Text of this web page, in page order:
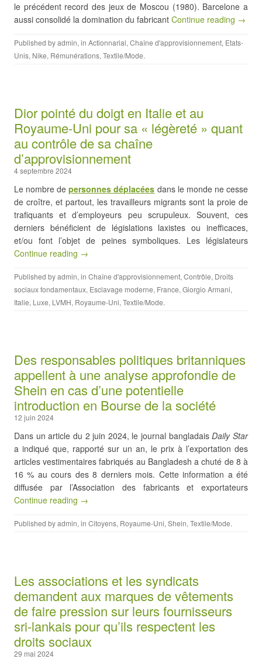
le précédent record des jeux de Moscou (1980). Barcelone a
aussi consolidé la domination du fabricant Continue reading →
Published byadmin, in Actionnarial, Chaîne d'approvisionnement, Etats-
Unis, Nike, Rémunérations, Textile/Mode.
Dior pointé du doigt en Italie et au
Royaume-Uni pour sa « légèreté » quant
au contrôle de sa chaîne
d’approvisionnement
4 septembre 2024
Le nombre depersonnes déplacées dans le monde ne cesse
de croître, et partout, les travailleurs migrants sont la proie de
trafiquants et d’employeurs peu scrupuleux. Souvent, ces
derniers bénéficient de législations laxistes ou inefficaces,
et/ou font l’objet de peines symboliques. Les législateurs
Continue reading →
Published byadmin, in Chaîne d'approvisionnement, Contrôle, Droits
sociaux fondamentaux, Esclavage moderne, France, Giorgio Armani,
Italie, Luxe, LVMH, Royaume-Uni, Textile/Mode.
Des responsables politiques britanniques
appellent à une analyse approfondie de
Shein en cas d’une potentielle
introduction en Bourse de la société
12 juin 2024
Dans un article du 2 juin 2024, le journal bangladaisDaily Star
a indiqué que, rapporté sur un an, le prix à l’exportation des
articles vestimentaires fabriqués au Bangladesh a chuté de 8 à
16 % au cours des 8 derniers mois. Cette information a été
diffusée par l’Association des fabricants et exportateurs
Continue reading →
Published byadmin, in Citoyens, Royaume-Uni, Shein, Textile/Mode.
Les associations et les syndicats
demandent aux marques de vêtements
de faire pression sur leurs fournisseurs
sri-lankais pour qu’ils respectent les
droits sociaux
29 mai 2024